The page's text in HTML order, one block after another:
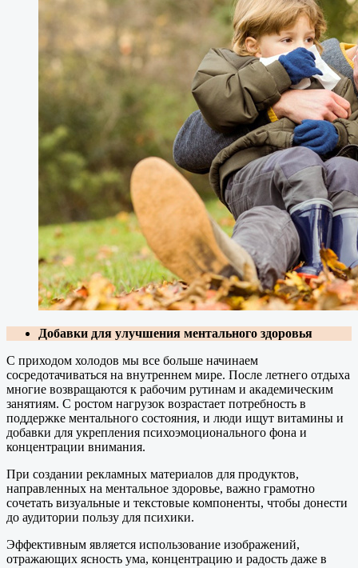
Добавки для улучшения ментального здоровья
С приходом холодов мы все больше начинаем
сосредотачиваться на внутреннем мире. После летнего отдыха
многие возвращаются к рабочим рутинам и академическим
занятиям. С ростом нагрузок возрастает потребность в
поддержке ментального состояния, и люди ищут витамины и
добавки для укрепления психоэмоционального фона и
концентрации внимания.
При создании рекламных материалов для продуктов,
направленных на ментальное здоровье, важно грамотно
сочетать визуальные и текстовые компоненты, чтобы донести
до аудитории пользу для психики.
Эффективным является использование изображений,
отражающих ясность ума, концентрацию и радость даже в